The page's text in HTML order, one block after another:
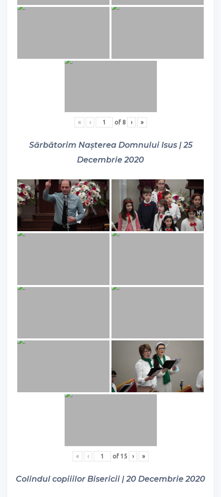
« ‹ of 8 › »
Sărbătorim Nașterea Domnului Isus | 25
Decembrie 2020
« ‹ of 15 › »
Colindul copiiilor Bisericii | 20 Decembrie 2020